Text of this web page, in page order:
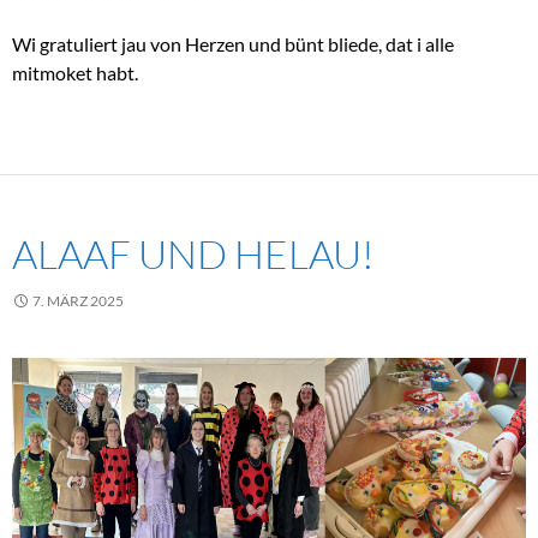
Wi gratuliert jau von Herzen und bünt bliede, dat i alle
mitmoket habt.
ALAAF UND HELAU!
7. MÄRZ 2025